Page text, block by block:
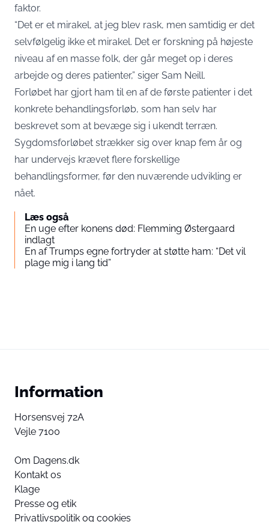
faktor.
“Det er et mirakel, at jeg blev rask, men samtidig er det
selvfølgelig ikke et mirakel. Det er forskning på højeste
niveau af en masse folk, der går meget op i deres
arbejde og deres patienter,” siger Sam Neill.
Forløbet har gjort ham til en af de første patienter i det
konkrete behandlingsforløb, som han selv har
beskrevet som at bevæge sig i ukendt terræn.
Sygdomsforløbet strækker sig over knap fem år og
har undervejs krævet flere forskellige
behandlingsformer, før den nuværende udvikling er
nået.
Læs også
En uge efter konens død: Flemming Østergaard
indlagt
En af Trumps egne fortryder at støtte ham: “Det vil
plage mig i lang tid”
Information
Horsensvej 72A
Vejle 7100
Om Dagens.dk
Kontakt os
Klage
Presse og etik
Privatlivspolitik og cookies